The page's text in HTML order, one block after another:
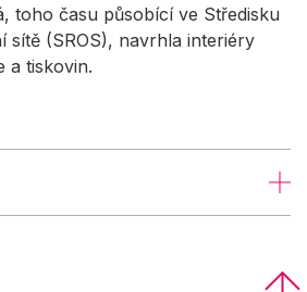
toho času působící ve Středisku
sítě (SROS), navrhla interiéry
a tiskovin.